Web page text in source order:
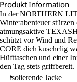
Produkt Information
In der NORTHERN
Winterabenteuer
atmungsaktive
schützt vor Wind und
CORE dich kuschelig
Hüfttaschen und einer
den Tag stets griffbereit.
isolierende Jacke